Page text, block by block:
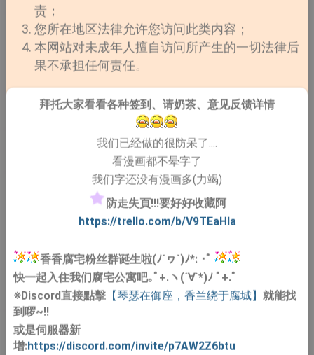
责；
您所在地区法律允许您访问此类内容；
本网站对未成年人擅自访问所产生的一切法律后
果不承担任何责任。
拜托大家看看各种签到、请奶茶、意见反馈详情
我们已经做的很防呆了....
看漫画都不晕字了
我们字还没有漫画多(力竭)
防走失頁!!!要好好收藏阿
https://trello.com/b/V9TEaHIa
香香腐宅粉丝群诞生啦(ﾉ´ヮ`)ﾉ*: ･ﾟ
快一起入住我们腐宅公寓吧｡ﾟ+.ヽ(´∀`*)ﾉ ﾟ+.ﾟ
※Discord直接點擊【琴瑟在御座，香兰绕于腐城】 就能找
到啰~!!
或是伺服器新
增:https://discord.com/invite/p7AW2Z6btu